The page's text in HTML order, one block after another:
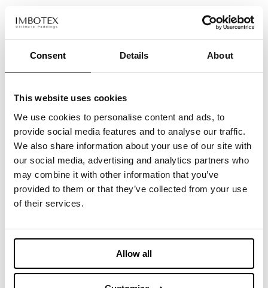
Consent Details About
This website uses cookies
We use cookies to personalise content and ads, to
provide social media features and to analyse our traffic.
We also share information about your use of our site with
our social media, advertising and analytics partners who
may combine it with other information that you’ve
provided to them or that they’ve collected from your use
of their services.
Allow all
Lo staff di Imbotex vi aspetta con le ultime novità, save
Ti potrebbe interessare
anche
TEXTYLE RECYCLING EXPO
PROWINTER 2026